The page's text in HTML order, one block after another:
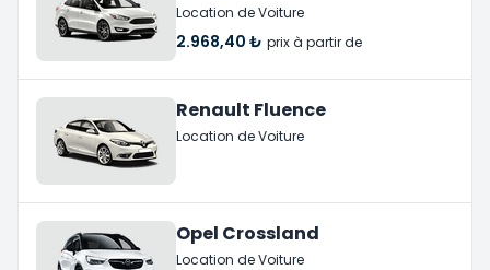
Location de Voiture
2.968,40 ₺ prix à partir de
Renault Fluence
Location de Voiture
Opel Crossland
Location de Voiture